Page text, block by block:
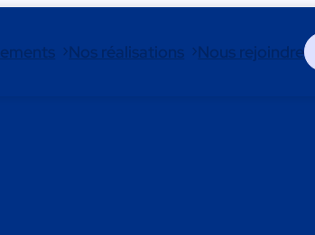
Nos réalisations Nous rejoindre